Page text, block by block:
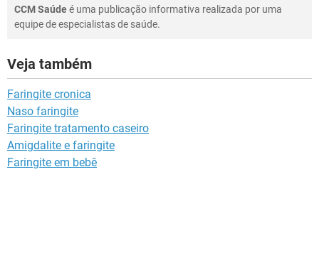
CCM Saúdeé uma publicação informativa realizada por uma
equipe de especialistas de saúde.
Veja também
Faringite cronica
Naso faringite
Faringite tratamento caseiro
Amigdalite e faringite
Faringite em bebê